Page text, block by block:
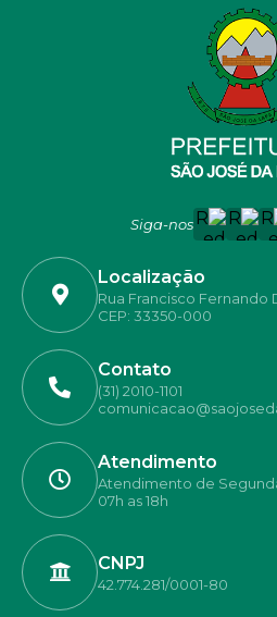
Siga-nos
Localização
Rua Francisco Fernando
CEP: 33350-000
Contato
(31) 2010-1101
Atendimento
Atendimento de
07h as 18h
CNPJ
42.774.281/0001-80